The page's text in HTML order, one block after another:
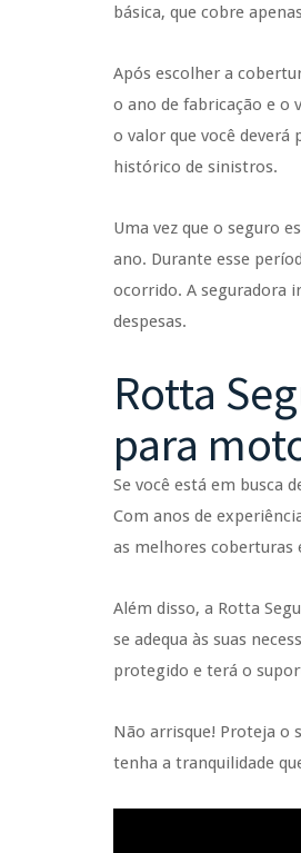
básica, que cobre
Após escolher a
o ano de fabricação e o
o valor que você deverá
histórico de sinistros.
Uma vez que o seguro
ano. Durante esse
ocorrido. A seguradora
despesas.
Rotta
para
Se você está em busca
Com anos de
as melhores coberturas
Além disso, a Rotta
se adequa às suas
protegido e terá o
Não arrisque! Proteja o
tenha a tranquilidade